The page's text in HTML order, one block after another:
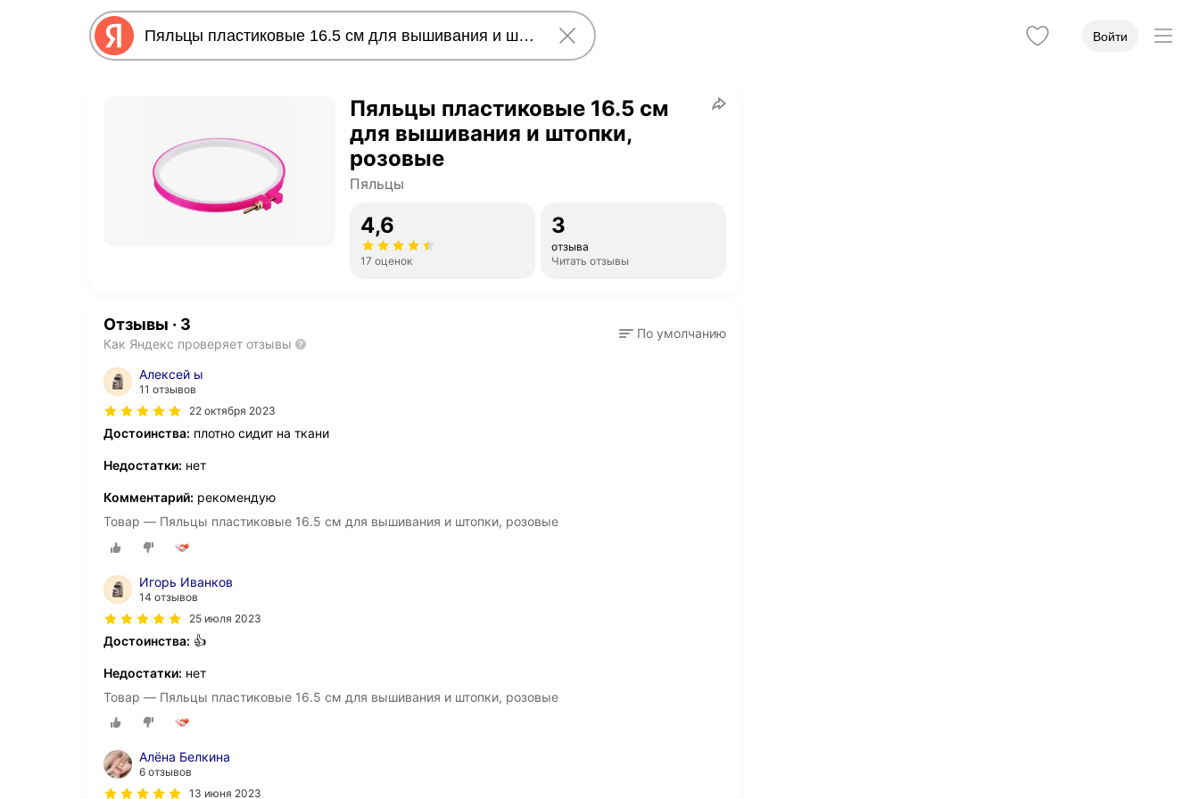
Войти
Пяльцы пластиковые 16.5 см
для вышивания и штопки,
розовые
Пяльцы
4,6
17 оценок
3
отзыва
Читать отзывы
Отзывы · 3
Как Яндекс проверяет отзывы
По умолчанию
Алексей ы
11 отзывов
22 октября 2023
Достоинства: плотно сидит на ткани
Недостатки: нет
Комментарий: рекомендую
Товар — Пяльцы пластиковые 16.5 см для вышивания и штопки, розовые
Игорь Иванков
14 отзывов
25 июля 2023
Достоинства: 👍
Недостатки: нет
Товар — Пяльцы пластиковые 16.5 см для вышивания и штопки, розовые
Алёна Белкина
6 отзывов
13 июня 2023